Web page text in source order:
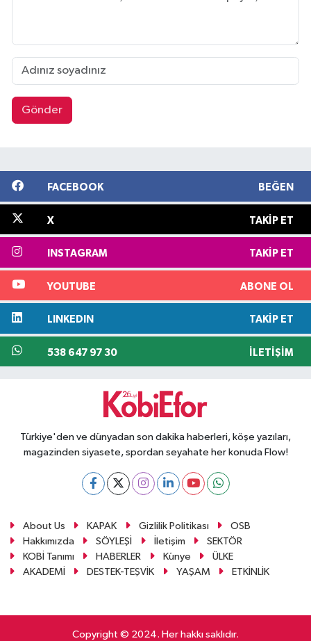
Gönder
FACEBOOK BEĞEN
X TAKIP ET
INSTAGRAM TAKIP ET
YOUTUBE ABONE OL
LINKEDIN TAKIP ET
538 647 97 30 İLETIŞIM
Türkiye'den ve dünyadan son dakika haberleri, köşe yazıları,
magazinden siyasete, spordan seyahate her konuda Flow!
About Us KAPAK Gizlilik Politikası
OSB
Hakkımızda
SÖYLEŞİ İletişim
SEKTÖR
KOBİ Tanımı
HABERLER Künye
ÜLKE
AKADEMİ
DESTEK-TEŞVİK YAŞAM ETKİNLİK
Copyright © 2024. Her hakkı saklıdır.